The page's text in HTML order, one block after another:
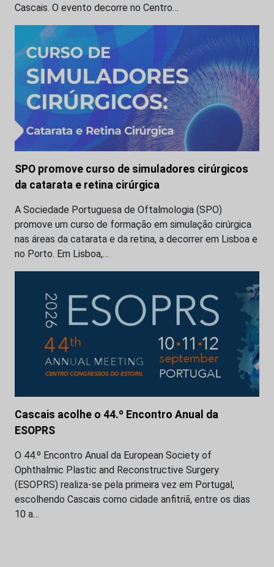
Cascais. O evento decorre no Centro…
SPO promove curso de simuladores cirúrgicos
da catarata e retina cirúrgica
A Sociedade Portuguesa de Oftalmologia (SPO)
promove um curso de formação em simulação cirúrgica
nas áreas da catarata e da retina, a decorrer em Lisboa e
no Porto. Em Lisboa,…
Cascais acolhe o 44.º Encontro Anual da
ESOPRS
O 44.º Encontro Anual da European Society of
Ophthalmic Plastic and Reconstructive Surgery
(ESOPRS) realiza-se pela primeira vez em Portugal,
escolhendo Cascais como cidade anfitriã, entre os dias
10 a…